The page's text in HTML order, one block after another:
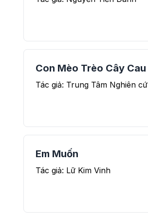
Con Mèo Trèo Cây Cau
Tác giả: Trung Tâm Nghiên
Em Muốn
Tác giả: Lữ Kim Vinh